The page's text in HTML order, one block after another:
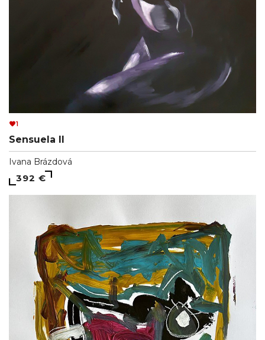
1
Sensuela II
Ivana Brázdová
392 €